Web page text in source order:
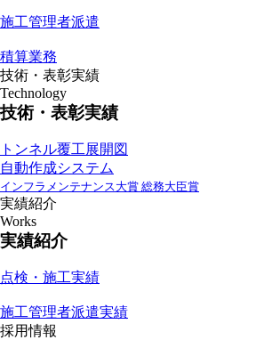
施工管理者派遣
積算業務
技術・表彰実績
Technology
技術・表彰実績
トンネル覆工展開図
自動作成システム
インフラメンテナンス大賞 総務大臣賞
実績紹介
Works
実績紹介
点検・施工実績
施工管理者派遣実績
採用情報